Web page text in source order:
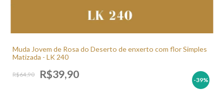
Muda Jovem de Rosa do Deserto de enxerto com flor Simples
Matizada - LK 240
R$64,90 R$39,90 -39%